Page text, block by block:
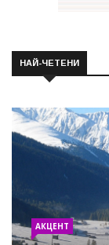
НАЙ-ЧЕТЕНИ
АКЦЕНТ